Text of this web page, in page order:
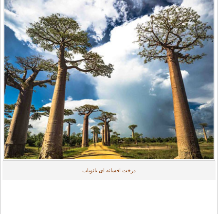
درخت افسانه ای بائوباب